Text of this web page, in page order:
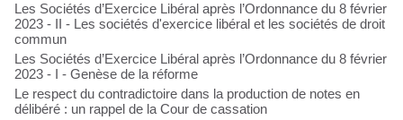
Les Sociétés d’Exercice Libéral après l’Ordonnance du 8 février
2023 - II - Les sociétés d'exercice libéral et les sociétés de droit
commun
Les Sociétés d’Exercice Libéral après l’Ordonnance du 8 février
2023 - I - Genèse de la réforme
Le respect du contradictoire dans la production de notes en
délibéré : un rappel de la Cour de cassation